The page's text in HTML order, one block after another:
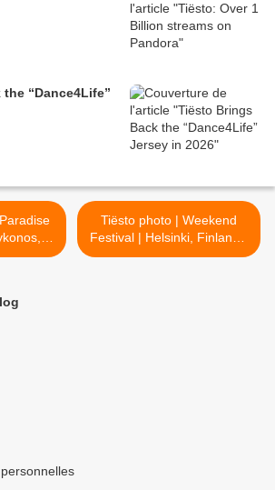
“Dance4Life”
2016
Tiësto photo | Weekend
Festival | Helsinki, Finland -
August 06, 2016 >